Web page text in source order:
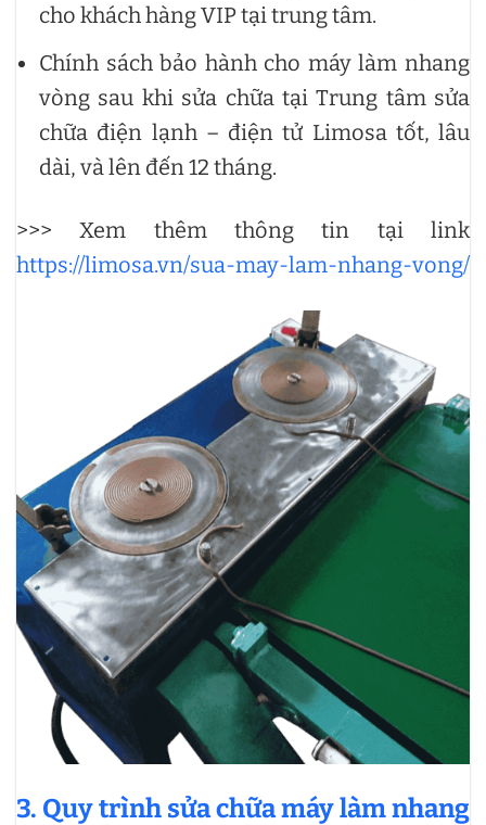
cho khách hàng VIP tại trung tâm.
Chính sách bảo hành cho máy làm nhang
vòng sau khi sửa chữa tại Trung tâm sửa
chữa điện lạnh – điện tử Limosa tốt, lâu
dài, và lên đến 12 tháng.
>>> Xem thêm thông tin tại link
https://limosa.vn/sua-may-lam-nhang-vong/
3. Quy trình sửa chữa máy làm nhang